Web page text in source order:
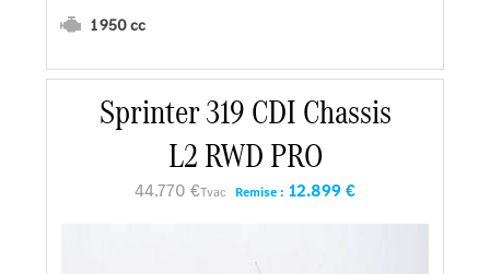
1 950 cc
En savoir plus
Faire un essai
Sprinter 319 CDI Chassis
L2 RWD PRO
44.770 €Tvac Remise : 12.899 €